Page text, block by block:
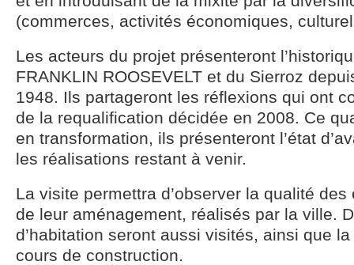
(commerces, activités économiques,
Les acteurs du projet présenteront
FRANKLIN ROOSEVELT et du Sierroz
1948. Ils partageront les réflexions qui ont
de la requalification décidée en 2008. Ce
en transformation, ils présenteront l’état
les réalisations restant à venir.
La visite permettra d’observer la qualité
de leur aménagement, réalisés par la ville.
d’habitation seront aussi visités, ainsi que
cours de construction.